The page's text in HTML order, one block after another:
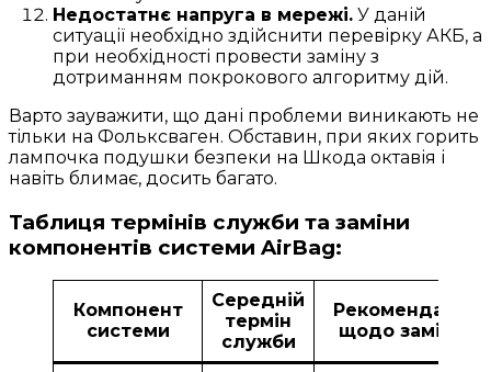
Недостатнє напруга в мережі. У даній
ситуації необхідно здійснити перевірку АКБ, а
при необхідності провести заміну з
дотриманням покрокового алгоритму дій.
Варто зауважити, що дані проблеми виникають не
тільки на Фольксваген. Обставин, при яких горить
лампочка подушки безпеки на Шкода октавія і
навіть блимає, досить багато.
Таблиця термінів служби та заміни
компонентів системи AirBag:
Компонент
системи
Середній
термін
служби
Рекомендації
щодо заміни